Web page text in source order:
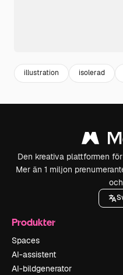
illustration isolerad
Den kreativa plattformen
Mer än 1 miljon
Produkter
Spaces
AI-assistent
AI-bildgenerator